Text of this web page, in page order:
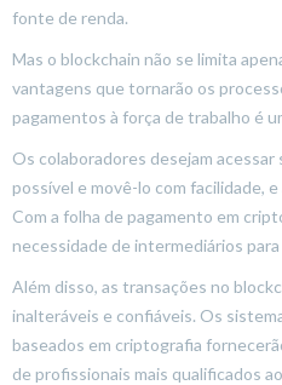
fonte de renda.
Mas o blockchain não se limita
vantagens que tornarão os
pagamentos à força de trabalho é
Os colaboradores desejam acessar
possível e movê-lo com facilidade,
Com a folha de pagamento em
necessidade de intermediários
Além disso, as transações no
inalteráveis ​​e confiáveis. Os
baseados em criptografia
de profissionais mais qualificados